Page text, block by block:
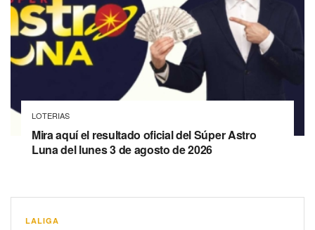
LOTERIAS
Mira aquí el resultado oficial del Súper Astro
Luna del lunes 3 de agosto de 2026
LALIGA